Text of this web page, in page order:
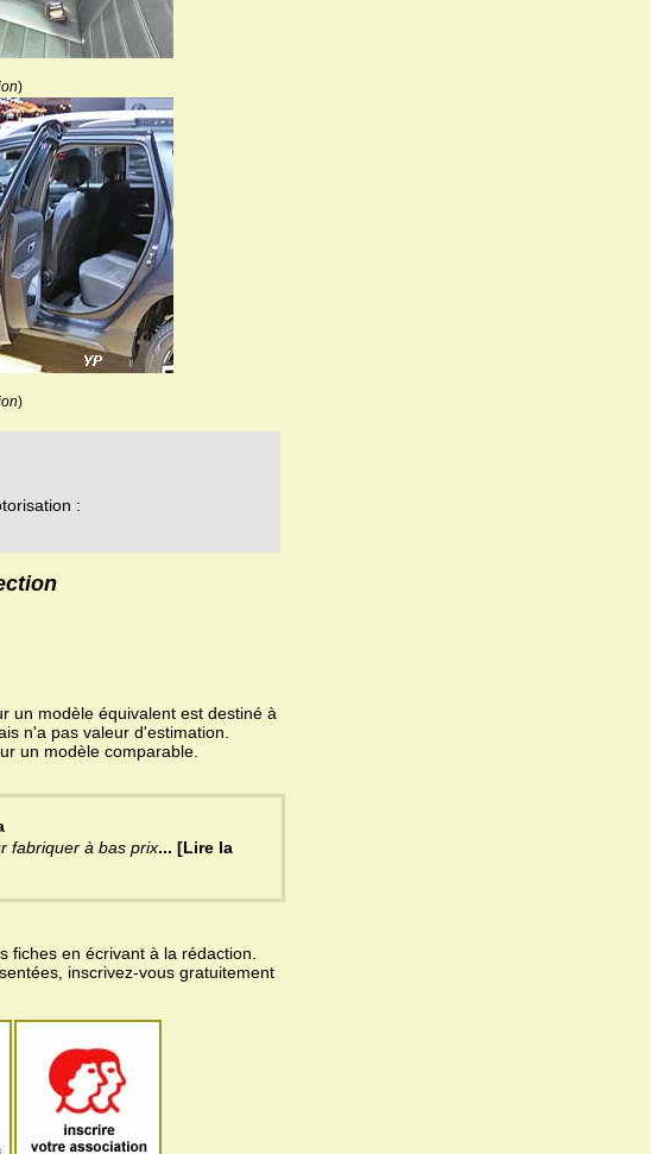
)
)
:
un modèle équivalent est destiné à
n'a pas valeur d'estimation.
un modèle comparable.
fabriquer à bas prix... [Lire la
fiches en écrivant à la rédaction.
inscrivez-vous gratuitement